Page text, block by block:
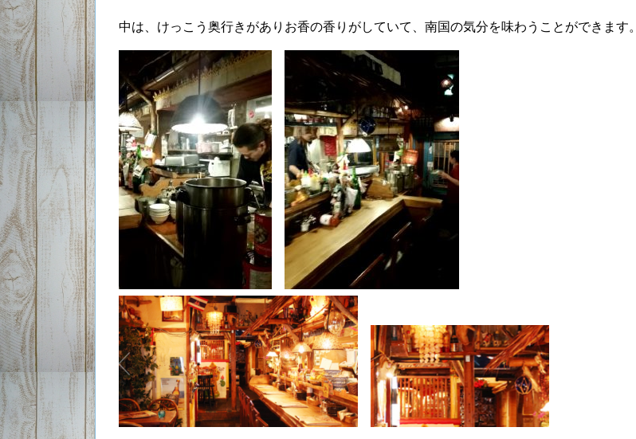
中は、けっこう奥行きがありお香の香りがしていて、南国の気分を味わうことができます。